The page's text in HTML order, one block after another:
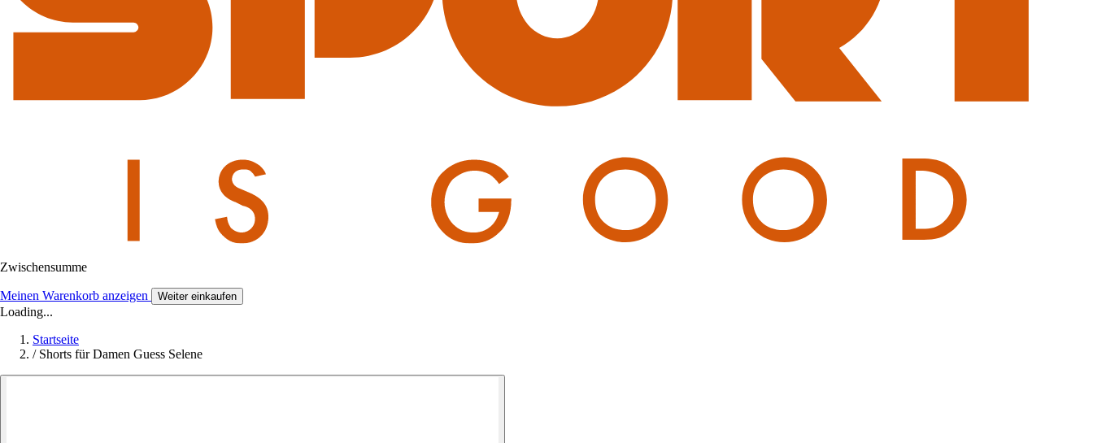
Zwischensumme
Meinen Warenkorb anzeigen Weiter einkaufen
Loading...
Startseite
/ Shorts für Damen Guess Selene